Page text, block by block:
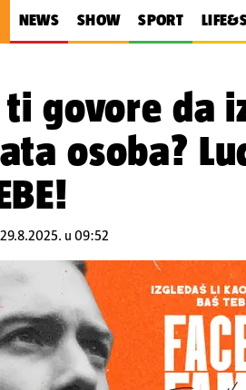
NEWS SHOW SPORT
govore da
osoba?
u 09:52